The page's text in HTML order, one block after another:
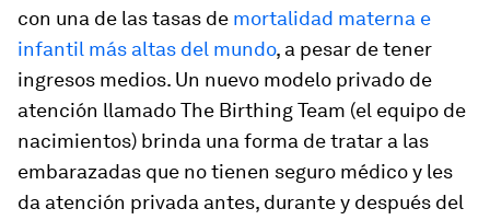
con una de las tasas de mortalidad materna e
infantil más altas del mundo, a pesar de tener
ingresos medios. Un nuevo modelo privado de
atención llamadoThe Birthing Team (el equipo de
nacimientos) brinda una forma de tratar a las
embarazadas que no tienen seguro médico y les
da atención privada antes, durante y después del